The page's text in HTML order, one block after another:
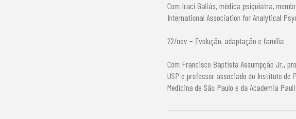
Com Iraci Galiás, médica psiquiatra,
International Association for Analytical
22/nov – Evolução, adaptação e família
Com Francisco Baptista Assumpção Jr.,
USP e professor associado do Instituto de
Medicina de São Paulo e da Academia